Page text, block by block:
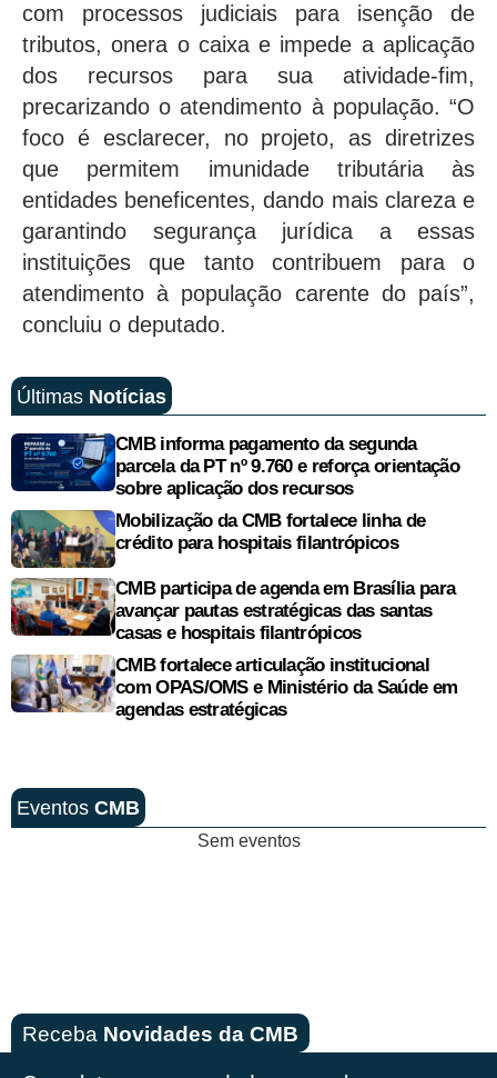
com processos judiciais para isenção de
tributos, onera o caixa e impede a aplicação
dos recursos para sua atividade-fim,
precarizando o atendimento à população. “O
foco é esclarecer, no projeto, as diretrizes
que permitem imunidade tributária às
entidades beneficentes, dando mais clareza e
garantindo segurança jurídica a essas
instituições que tanto contribuem para o
atendimento à população carente do país”,
concluiu o deputado.
Últimas Notícias
CMB informa pagamento da segunda
parcela da PT nº 9.760 e reforça orientação
sobre aplicação dos recursos
Mobilização da CMB fortalece linha de
crédito para hospitais filantrópicos
CMB participa de agenda em Brasília para
avançar pautas estratégicas das santas
casas e hospitais filantrópicos
CMB fortalece articulação institucional
com OPAS/OMS e Ministério da Saúde em
agendas estratégicas
Eventos CMB
Sem eventos
Receba Novidades da CMB